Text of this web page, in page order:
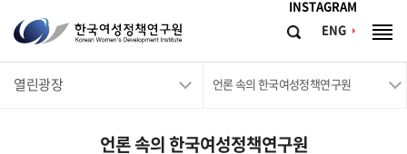
INSTAGRAM
ENG
한
국
여
검
체
열린광장 언론 속의 한국여성정책연구원
언론 속의 한국여성정책연구원